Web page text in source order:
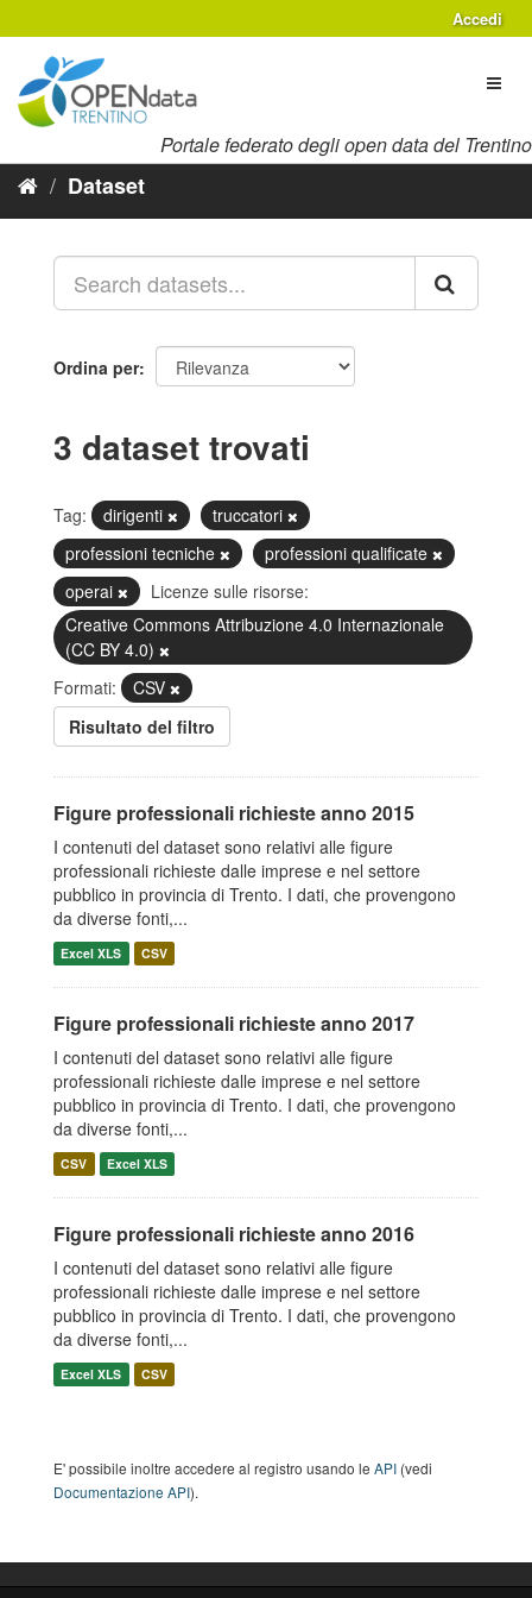
al
contenuto
Accedi
Portale federato degli open data del Trentino
Dataset
Ordina per
3 dataset trovati
Tag: dirigenti
truccatori
professioni tecniche
professioni qualificate
operai
Licenze sulle risorse:
Creative Commons Attribuzione 4.0 Internazionale
(CC BY 4.0)
Formati:
CSV
Risultato del filtro
Figure professionali richieste anno 2015
I contenuti del dataset sono relativi alle figure
professionali richieste dalle imprese e nel settore
pubblico in provincia di Trento. I dati, che provengono
da diverse fonti,...
Excel XLS CSV
Figure professionali richieste anno 2017
I contenuti del dataset sono relativi alle figure
professionali richieste dalle imprese e nel settore
pubblico in provincia di Trento. I dati, che provengono
da diverse fonti,...
CSV Excel XLS
Figure professionali richieste anno 2016
I contenuti del dataset sono relativi alle figure
professionali richieste dalle imprese e nel settore
pubblico in provincia di Trento. I dati, che provengono
da diverse fonti,...
Excel XLS CSV
E' possibile inoltre accedere al registro usando le API (vedi
Documentazione API).